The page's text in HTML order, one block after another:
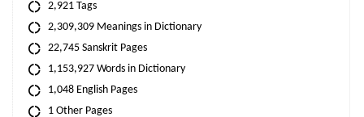
2,921 Tags
2,309,309 Meanings in Dictionary
22,745 Sanskrit Pages
1,153,927 Words in Dictionary
1,048 English Pages
1 Other Pages